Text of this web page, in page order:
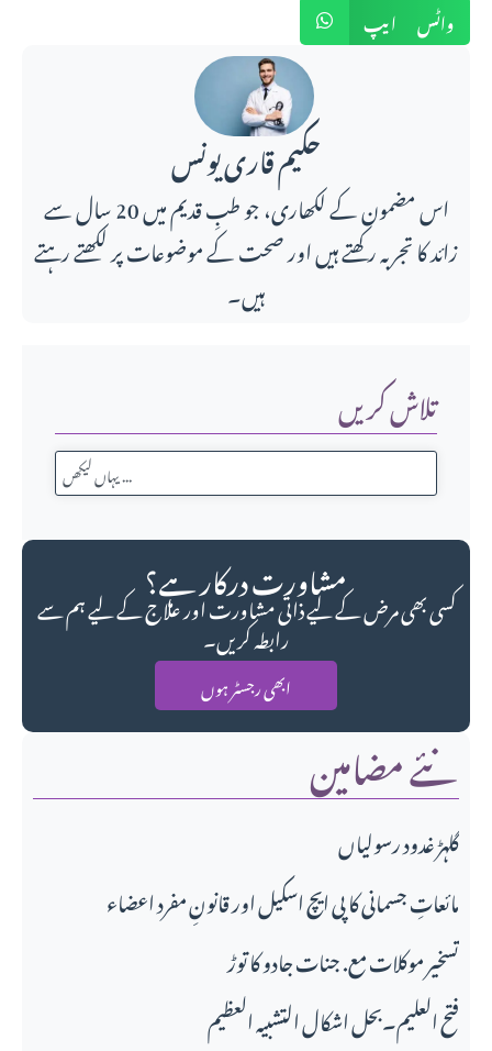
تلاش کریں
مشاورت درکار ہے؟
کسی بھی مرض کے لیے ذاتی مشاورت اور علاج کے لیے ہم سے
رابطہ کریں۔
ابھی رجسٹر ہوں
نئے مضامین
گلہڑ غدود رسولیاں
مائعاتِ جسمانی کا پی ایچ اسکیل اور قانونِ مفرد اعضاء
تسخیر موکلات مع. جنات جادو کا توڑ
فتح العلیم۔بحل اشکال التشبیہ العظیم
واٹس ایپ
حکیم قاری یونس
اس مضمون کے لکھاری، جو طبِ قدیم میں 20 سال سے
زائد کا تجربہ رکھتے ہیں اور صحت کے موضوعات پر لکھتے رہتے
ہیں۔